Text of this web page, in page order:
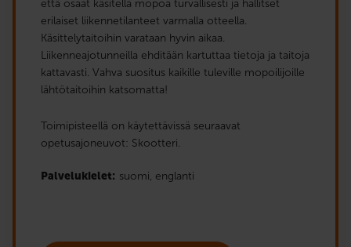
että osaat käsitellä mopoa turvallisesti ja hallitset
erilaiset liikennetilanteet varmalla otteella.
Käsittelytaitoihin varataan hyvin aikaa.
Liikenneajotunneilla ehditään kartuttaa tietoja ja taitoja
kattavasti. Vahva suositus kaikille tuleville mopoilijoille
lähtötaitoihin katsomatta!
Toimipisteellä on käytettävissä seuraavat
opetusajoneuvot: Skootteri.
Palvelukielet: suomi, englanti